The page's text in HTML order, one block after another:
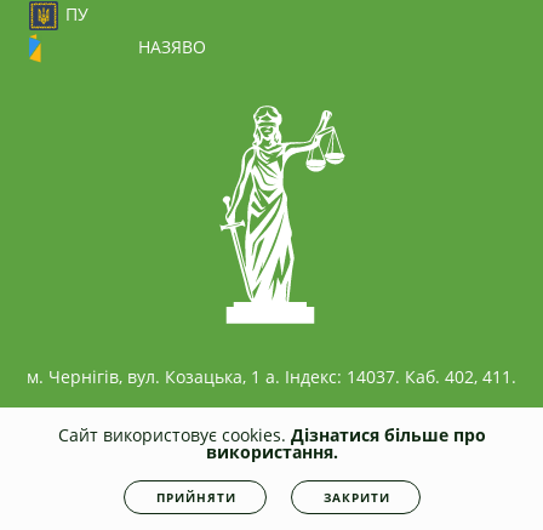
ПУ
НАЗЯВО
м. Чернігів, вул. Козацька, 1 а. Індекс: 14037. Каб. 402, 411.
civil.stu.cn.uaВсі права захищені. Несанкціоноване копіювання
заборонено.Політика конфіденційності|Cookies
Сайт використовує cookies. Дізнатися більше про
використання.
ПРИЙНЯТИ ЗАКРИТИ